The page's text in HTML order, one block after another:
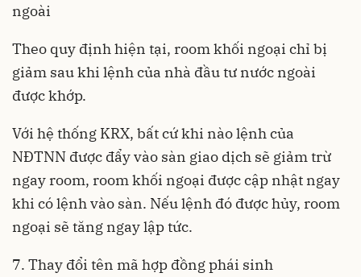
ngoài
Theo quy định hiện tại, room khối ngoại chỉ bị
giảm sau khi lệnh của nhà đầu tư nước ngoài
được khớp.
Với hệ thống KRX, bất cứ khi nào lệnh của
NĐTNN được đẩy vào sàn giao dịch sẽ giảm trừ
ngay room, room khối ngoại được cập nhật ngay
khi có lệnh vào sàn. Nếu lệnh đó được hủy, room
ngoại sẽ tăng ngay lập tức.
7. Thay đổi tên mã hợp đồng phái sinh